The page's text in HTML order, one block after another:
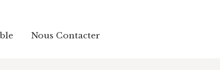
Nous Contacter
Nous Contacter